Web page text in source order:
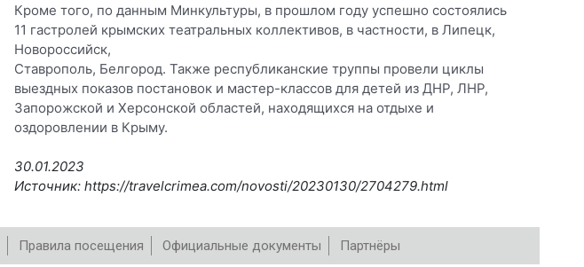
Кроме того, по данным Минкультуры, в прошлом году успешно состоялись
11 гастролей крымских театральных коллективов, в частности, в Липецк,
Новороссийск,
Ставрополь, Белгород. Также республиканские труппы провели циклы
выездных показов постановок и мастер-классов для детей из ДНР, ЛНР,
Запорожской и Херсонской областей, находящихся на отдыхе и
оздоровлении в Крыму.
30.01.2023
Источник: https://travelcrimea.com/novosti/20230130/2704279.html
Правила посещения Официальные документы Партнёры